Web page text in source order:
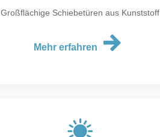
Großflächige Schiebetüren aus Kunststoff
Mehr erfahren